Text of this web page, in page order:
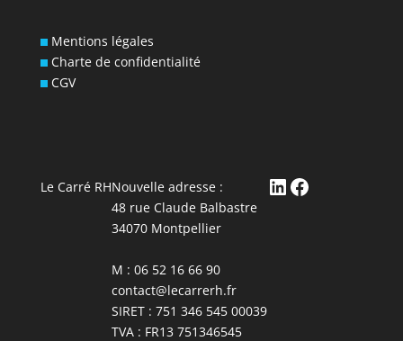
Mentions légales
Charte de confidentialité
CGV
Le Carré RHNouvelle adresse :
48 rue Claude Balbastre
34070 Montpellier
M : 06 52 16 66 90
contact@lecarrerh.fr
SIRET : 751 346 545 00039
TVA : FR13 751346545
LinkedIn
Facebook